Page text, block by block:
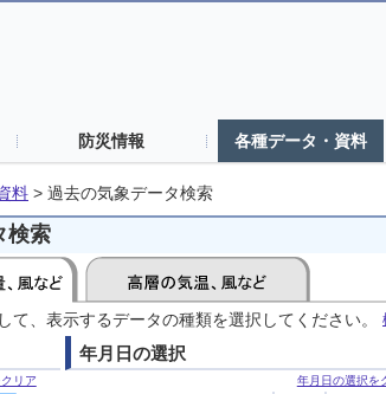
防災情報 各種データ・資料
料 > 過去の気象データ検索
検索
て、表示するデータの種類を選択してください。
リア
年月日の選択
年月日の選択を